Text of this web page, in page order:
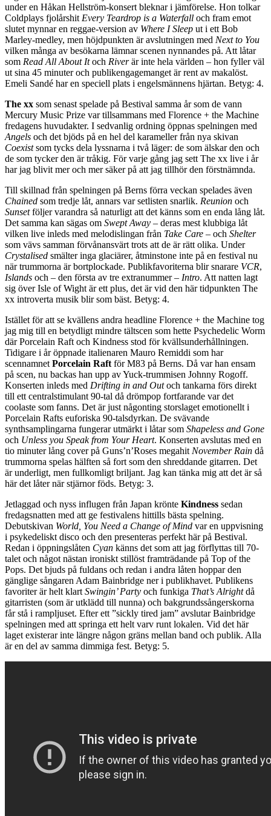
under en Håkan Hellström-konsert bleknar i jämförelse. Hon tolkar
Coldplays fjolårshit Every Teardrop is a Waterfall och fram emot
slutet mynnar en reggae-version av Where I Sleep ut i ett Bob
Marley-medley, men höjdpunkten är avslutningen med Next to You
vilken många av besökarna lämnar scenen nynnandes på. Att låtar
som Read All About Itoch Riverär inte hela världen – hon fyller väl
ut sina 45 minuter och publikengagemanget är rent av makalöst.
Emeli Sandé har en speciell plats i engelsmännens hjärtan. Betyg: 4.
The xx som senast spelade på Bestival samma år som de vann
Mercury Music Prize var tillsammans med Florence + the Machine
fredagens huvudakter. I sedvanlig ordning öppnas spelningen med
Angels och det bjöds på en hel del karameller från nya skivan
Coexistsom tycks dela lyssnarna i två läger: de som älskar den och
de som tycker den är tråkig. För varje gång jag sett The xx live i år
har jag blivit mer och mer säker på att jag tillhör den förstnämnda.
Till skillnad från spelningen på Berns förra veckan spelades även
Chained som tredje låt, annars var setlisten snarlik. Reunion och
Sunsetföljer varandra så naturligt att det känns som en enda lång låt.
Det samma kan sägas om Swept Away – deras mest klubbiga låt
vilken live inleds med melodislingan från Take Care – och Shelter
som vävs samman förvånansvärt trots att de är rätt olika. Under
Crystalised smälter inga glaciärer, åtminstone inte på en festival nu
när trummorna är bortplockade. Publikfavoriterna blir snarare VCR,
Islands och – den första av tre extranummer – Intro. Att natten lagt
sig över Isle of Wight är ett plus, det är vid den här tidpunkten The
xx introverta musik blir som bäst. Betyg: 4.
Istället för att se kvällens andra headline Florence + the Machine tog
jag mig till en betydligt mindre tältscen som hette Psychedelic Worm
där Porcelain Raft och Kindness stod för kvällsunderhållningen.
Tidigare i år öppnade italienaren Mauro Remiddi som har
scennamnet Porcelain Raft för M83 på Berns. Då var han ensam
på scen, nu backas han upp av Yuck-trummisen Johnny Rogoff.
Konserten inleds med Drifting in and Outoch tankarna förs direkt
till ett centralstimulant 90-tal då drömpop fortfarande var det
coolaste som fanns. Det är just någonting storslaget emotionellt i
Porcelain Rafts euforiska 90-talsdyrkan. De svävande
synthsamplingarna fungerar utmärkt i låtar som Shapeless and Gone
och Unless you Speak from Your Heart. Konserten avslutas med en
tio minuter lång cover på Guns’n’Roses megahit November Rain då
trummorna spelas hälften så fort som den shreddande gitarren. Det
är underligt, men fullkomligt briljant. Jag kan tänka mig att det är så
här det låter när stjärnor föds. Betyg: 3.
Jetlaggad och nyss influgen från Japan krönte Kindness sedan
fredagsnatten med att ge festivalens hittills bästa spelning.
Debutskivan World, You Need a Change of Mind var en uppvisning
i psykedeliskt disco och den presenteras perfekt här på Bestival.
Redan i öppningslåten Cyan känns det som att jag förflyttas till 70-
talet och något nästan ironiskt stillöst framträdande på Top of the
Pops. Det bjuds på fuldans och redan i andra låten hoppar den
gänglige sångaren Adam Bainbridge ner i publikhavet. Publikens
favoriter är helt klart Swingin’ Party och funkiga That’s Alrightdå
gitarristen (som är utklädd till nunna) och bakgrundssångerskorna
får stå i rampljuset. Efter ett ”sickly tired jam” avslutar Bainbridge
spelningen med att springa ett helt varv runt lokalen. Vid det här
laget existerar inte längre någon gräns mellan band och publik. Alla
är en del av samma dimmiga fest. Betyg: 5.